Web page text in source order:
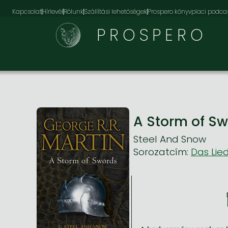
KapcsolatHírlevélRólunkSzállítási lehetőségekProspero könyvpiaci
PROSPERO
A Storm of
Steel And Snow
Sorozatcím: Das